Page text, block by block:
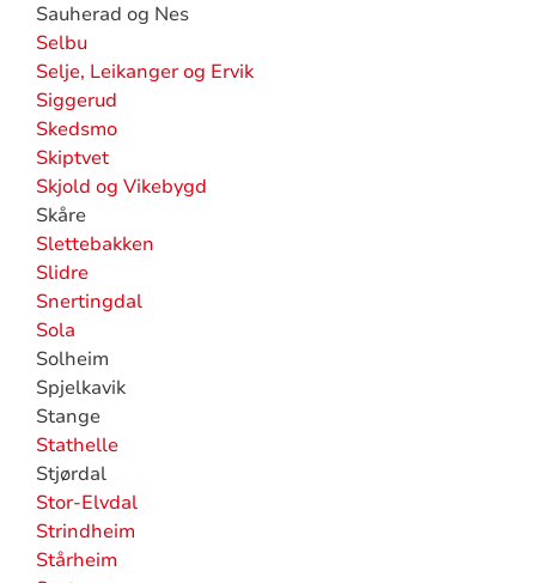
Sauherad og Nes
Selbu
Selje, Leikanger og Ervik
Siggerud
Skedsmo
Skiptvet
Skjold og Vikebygd
Skåre
Slettebakken
Slidre
Snertingdal
Sola
Solheim
Spjelkavik
Stange
Stathelle
Stjørdal
Stor-Elvdal
Strindheim
Stårheim